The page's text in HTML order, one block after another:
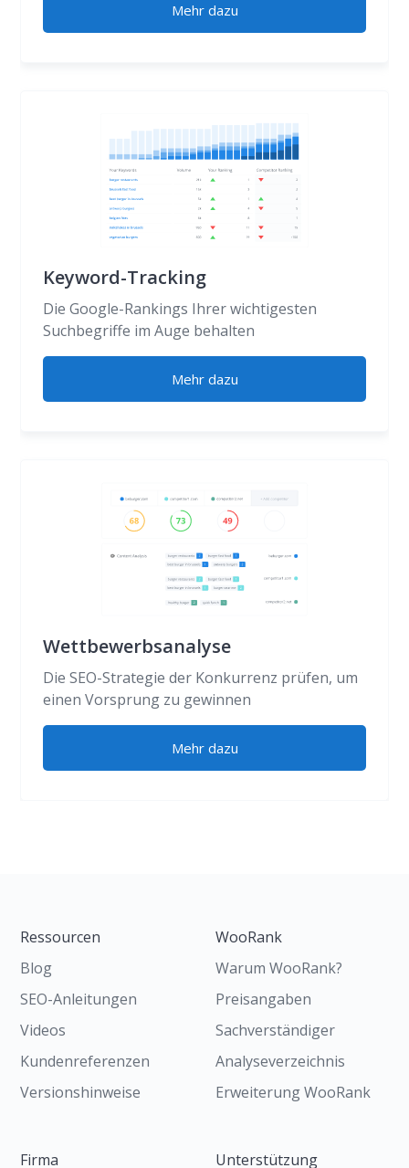
Mehr dazu
Keyword-Tracking
Die Google-Rankings Ihrer wichtigesten
Suchbegriffe im Auge behalten
Mehr dazu
Wettbewerbsanalyse
Die SEO-Strategie der Konkurrenz prüfen, um
einen Vorsprung zu gewinnen
Mehr dazu
Ressourcen
Blog
SEO-Anleitungen
Videos
Kundenreferenzen
Versionshinweise
WooRank
Warum WooRank?
Preisangaben
Sachverständiger
Analyseverzeichnis
Erweiterung WooRank
Firma Unterstützung